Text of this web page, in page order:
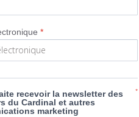
BATHILDE À CHELLES (77)
*
recevoir la newsletter des
du Cardinal et autres
marketing
*